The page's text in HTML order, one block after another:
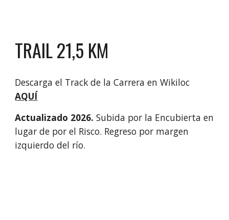
TRAIL 21,5 KM
Descarga el Track de la Carrera en Wikiloc
AQUÍ
Actualizado 2026.Subida por la Encubierta en
lugar de por el Risco. Regreso por margen
izquierdo del río.